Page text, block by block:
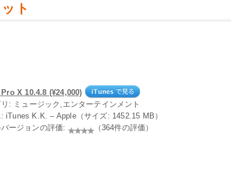
ト
X 10.4.8 (¥24,000)
: ミュージック,エンターテインメント
iTunes K.K. – Apple（サイズ: 1452.15 MB）
ージョンの評価:
（364件の評価）